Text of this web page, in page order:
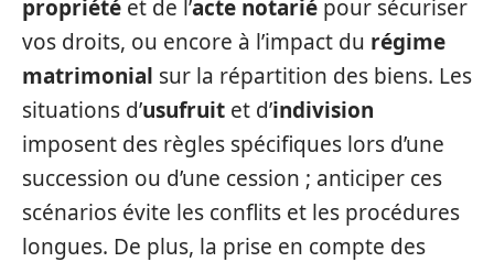
propriété et de l’acte notarié pour sécuriser
vos droits, ou encore à l’impact du régime
matrimonial sur la répartition des biens. Les
situations d’usufruit et d’indivision
imposent des règles spécifiques lors d’une
succession ou d’une cession ; anticiper ces
scénarios évite les conflits et les procédures
longues. De plus, la prise en compte des